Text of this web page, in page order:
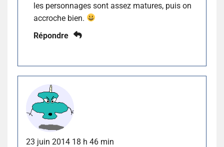
les personnages sont assez matures, puis on
accroche bien.
Répondre
23 juin 2014 18 h 46 min